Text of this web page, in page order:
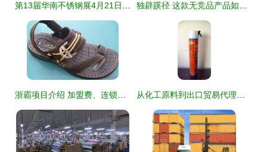
第13届华南不锈钢展4月21日至23日举行 国内贸易代理迎来新机遇 独辟蹊径 这款无竞品产品如何俘获3亿宝妈的心，引发代理商疯狂争抢
浙霸项目介绍 加盟费、连锁店与招商代理一站式解析 从化工原料到出口贸易代理商 青岛德润嘉国际贸易的业务布局解析